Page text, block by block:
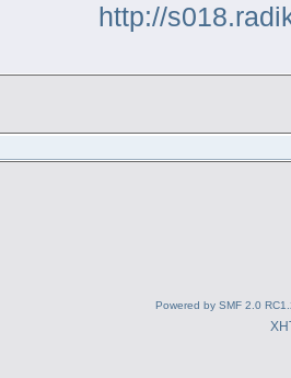
http://
Powered by SMF 2.0